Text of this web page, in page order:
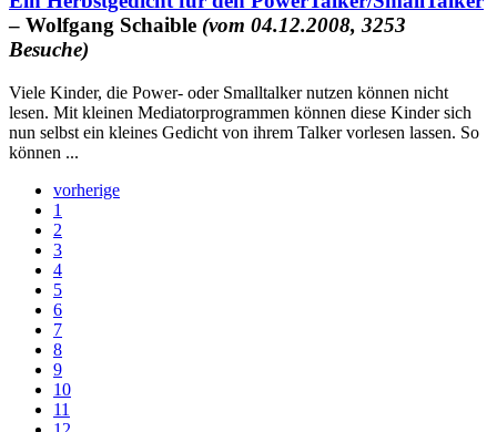
– Wolfgang Schaible (vom 04.12.2008, 3253
Besuche)
Viele Kinder, die Power- oder Smalltalker nutzen können nicht
lesen. Mit kleinen Mediatorprogrammen können diese Kinder sich
nun selbst ein kleines Gedicht von ihrem Talker vorlesen lassen. So
können ...
vorherige
1
2
3
4
5
6
7
8
9
10
11